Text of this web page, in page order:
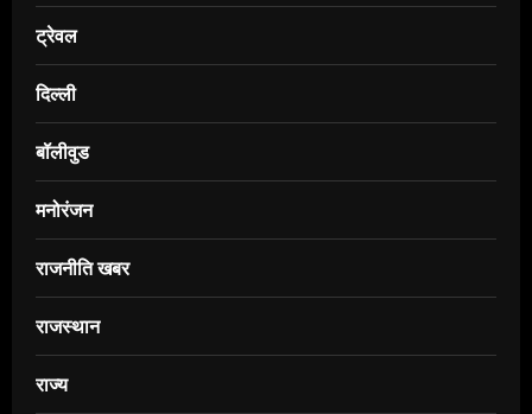
ट्रेवल
दिल्ली
बॉलीवुड
मनोरंजन
राजनीति खबर
राजस्थान
राज्य